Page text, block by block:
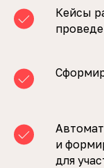
Кейсы
и
для